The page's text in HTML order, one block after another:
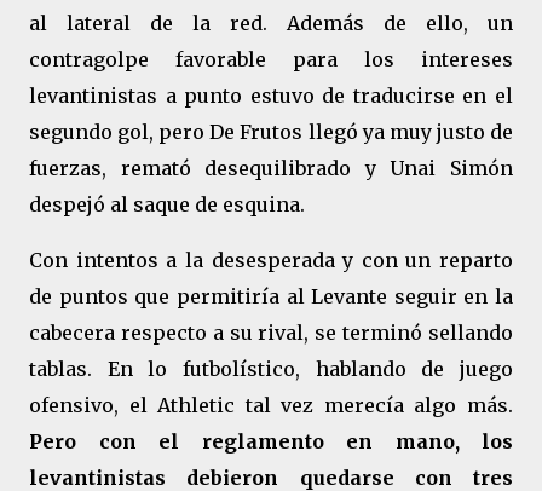
al lateral de la red. Además de ello, un
contragolpe favorable para los intereses
levantinistas a punto estuvo de traducirse en el
segundo gol, pero De Frutos llegó ya muy justo de
fuerzas, remató desequilibrado y Unai Simón
despejó al saque de esquina.
Con intentos a la desesperada y con un reparto
de puntos que permitiría al Levante seguir en la
cabecera respecto a su rival, se terminó sellando
tablas. En lo futbolístico, hablando de juego
ofensivo, el Athletic tal vez merecía algo más.
Pero con el reglamento en mano, los
levantinistas debieron quedarse con tres